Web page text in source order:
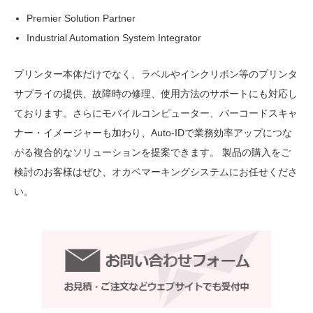
Premier Solution Partner
Industrial Automation System Integrator
プリンター本体だけでなく、ラベルやインクリボン等のプリンタ
サプライの提供、故障時の修理、使用方法のサポートにも対応し
ております。さらにモバイルコンピューター、バーコードスキャ
ナー・イメージャーも加わり、Auto-IDで業務効率アップにつな
がる複合的なソリューションを提案できます。 製品の購入をご
検討のお客様はぜひ、オカベマーキングシステムにお任せくださ
い。